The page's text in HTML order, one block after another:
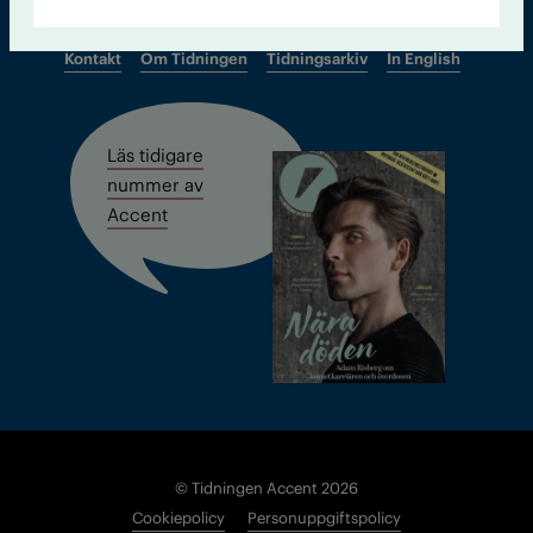
Kontakt Om Tidningen Tidningsarkiv In English
Läs tidigare
nummer av
Accent
© Tidningen Accent 2026
Cookiepolicy
Personuppgiftspolicy